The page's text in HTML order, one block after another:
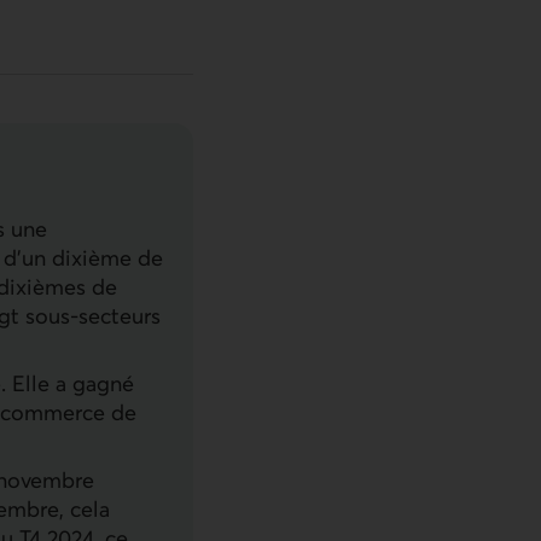
une
dixième de
de
sous-secteurs
Elle a gagné
de
cela